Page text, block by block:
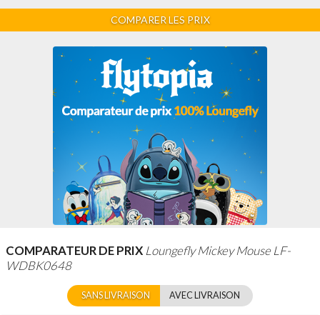
COMPARER LES PRIX
COMPARATEUR DE PRIX Loungefly Mickey Mouse LF-
WDBK0648
SANS LIVRAISON AVEC LIVRAISON